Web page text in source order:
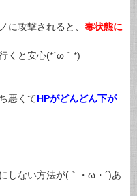
に攻撃されると、 毒状態に
くと安心(*´ω｀*)
悪くてHPがどんどん下が
しない方法が(｀・ω・´)あ